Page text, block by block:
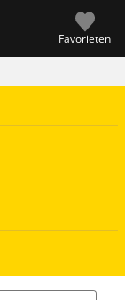
Favorieten